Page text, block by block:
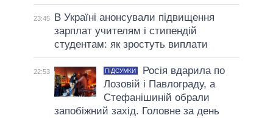
23:45
В Україні анонсували підвищення
зарплат учителям і стипендій
студентам: як зростуть виплати
22:53 ПІДСУМКИ
Росія вдарила по
Лозовій і Павлограду, а
Стефанішиній обрали
запобіжний захід. Головне за день